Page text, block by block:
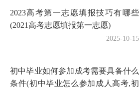
2023高考第一志愿填报技巧有哪些
(2021高考志愿填报第一志愿)
2025-10-15
初中毕业如何参加成考需要具备什么
条件(初中毕业怎么参加成人高考,初